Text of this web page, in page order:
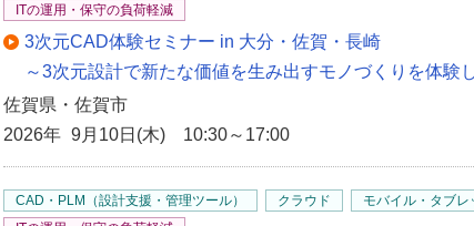
ITの運用・保守の負荷軽減
3次元CAD体験セミナー in 大分・佐賀・長崎
～3次元設計で新たな価値を生み出すモノづくりを体験
佐賀県・佐賀市
2026年 9月10日(木) 10:30～17:00
CAD・PLM（設計支援・管理ツール） クラウド モバイル・タブレ